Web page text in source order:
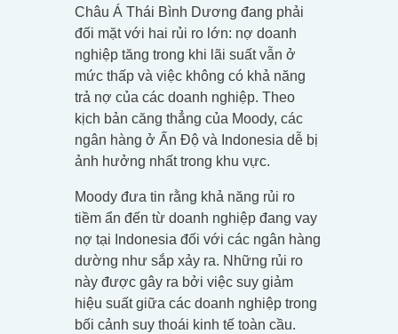
Châu Á Thái Bình Dương đang phải
đối mặt với hai rủi ro lớn: nợ doanh
nghiệp tăng trong khi lãi suất vẫn ở
mức thấp và việc không có khả năng
trả nợ của các doanh nghiệp. Theo
kịch bản căng thẳng của Moody, các
ngân hàng ở Ấn Độ và Indonesia dễ bị
ảnh hưởng nhất trong khu vực.
Moody đưa tin rằng khả năng rủi ro
tiềm ẩn đến từ doanh nghiệp đang vay
nợ tại Indonesia đối với các ngân hàng
dường như sắp xảy ra. Những rủi ro
này được gây ra bởi việc suy giảm
hiệu suất giữa các doanh nghiệp trong
bối cảnh suy thoái kinh tế toàn cầu.